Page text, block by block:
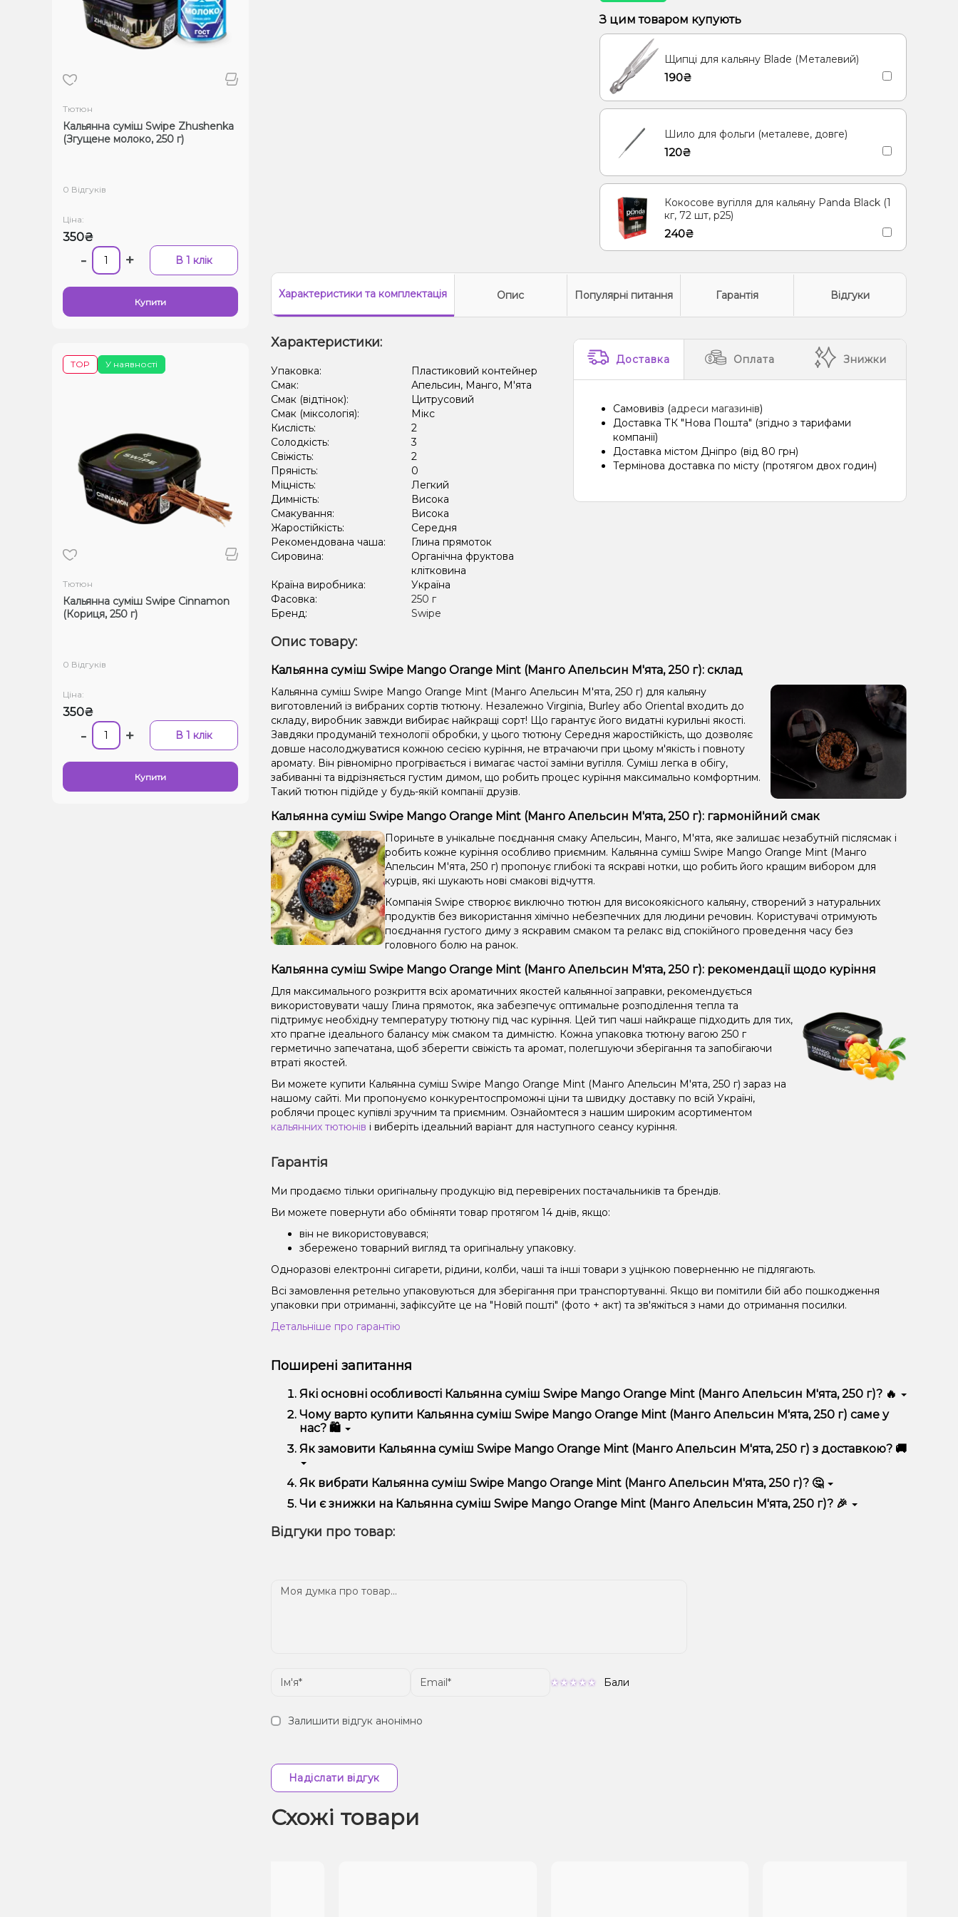
Тютюн
Кальянна суміш Swipe Zhushenka
(Згущене молоко, 250 г)
0 Відгуків
Ціна:
350₴
- + В 1 клік
Купити
У наявності
TOP
Тютюн
Кальянна суміш Swipe Cinnamon
(Кориця, 250 г)
0 Відгуків
Ціна:
350₴
- + В 1 клік
Купити
Енергетик
Яблуко Кокос, Молоко
Морозиво, Ягоди
Лід/Холодок
Кориця
Груша/Дюшес
Полуниця, Молоко
Ялинка, Мандарин
З цим товаром купують
Щипці для кальяну Blade (Металевий)
190₴
Шило для фольги (металеве, довге)
120₴
Кокосове вугілля для кальяну Panda Black (1
кг, 72 шт, р25)
240₴
Характеристикита комплектація Опис Популярні питання Гарантія Відгуки
Характеристики:
Упаковка:
Пластиковий контейнер
Смак:
Апельсин, Манго, М'ята
Смак (відтінок):
Цитрусовий
Смак (міксологія):
Мікс
Кислість:
2
Солодкість:
3
Свіжість:
2
Пряність:
0
Міцність:
Легкий
Димність:
Висока
Смакування:
Висока
Жаростійкість:
Середня
Рекомендована чаша:
Глина прямоток
Сировина:
Органічна фруктова
клітковина
Країна виробника:
Україна
Фасовка:
250 г
Бренд:
Swipe
Доставка Оплата Знижки
Самовивіз (адреси магазинів)
Доставка ТК "Нова Пошта" (згідно з тарифами
компанії)
Доставка містом Дніпро (від 80 грн)
Термінова доставка по місту (протягом двох годин)
Опис товару:
Кальянна суміш Swipe Mango Orange Mint (Манго Апельсин М'ята, 250 г): склад
Кальянна суміш Swipe Mango Orange Mint (Манго Апельсин М'ята, 250 г) для кальяну
виготовлений із вибраних сортів тютюну. Незалежно Virginia, Burley або Oriental входить до
складу, виробник завжди вибирає найкращі сорт! Що гарантує його видатні курильні якості.
Завдяки продуманій технології обробки, у цього тютюну Середня жаростійкість, що дозволяє
довше насолоджуватися кожною сесією куріння, не втрачаючи при цьому м'якість і повноту
аромату. Він рівномірно прогрівається і вимагає частої заміни вугілля. Суміш легка в обігу,
забиванні та відрізняється густим димом, що робить процес куріння максимально комфортним.
Такий тютюн підійде у будь-якій компанії друзів.
Кальянна суміш Swipe Mango Orange Mint (Манго Апельсин М'ята, 250 г): гармонійний смак
Пориньте в унікальне поєднання смаку Апельсин, Манго, М'ята, яке залишає незабутній післясмак і
робить кожне куріння особливо приємним. Кальянна суміш Swipe Mango Orange Mint (Манго
Апельсин М'ята, 250 г) пропонує глибокі та яскраві нотки, що робить його кращим вибором для
курців, які шукають нові смакові відчуття.
Компанія Swipe створює виключно тютюн для високоякісного кальяну, створений з натуральних
продуктів без використання хімічно небезпечних для людини речовин. Користувачі отримують
поєднання густого диму з яскравим смаком та релакс від спокійного проведення часу без
головного болю на ранок.
Кальянна суміш Swipe Mango Orange Mint (Манго Апельсин М'ята, 250 г): рекомендації щодо куріння
Для максимального розкриття всіх ароматичних якостей кальянної заправки, рекомендується
використовувати чашу Глина прямоток, яка забезпечує оптимальне розподілення тепла та
підтримує необхідну температуру тютюну під час куріння. Цей тип чаші найкраще підходить для тих,
хто прагне ідеального балансу між смаком та димністю. Кожна упаковка тютюну вагою 250 г
герметично запечатана, щоб зберегти свіжість та аромат, полегшуючи зберігання та запобігаючи
втраті якостей.
Ви можете купити Кальянна суміш Swipe Mango Orange Mint (Манго Апельсин М'ята, 250 г) зараз на
нашому сайті. Ми пропонуємо конкурентоспроможні ціни та швидку доставку по всій Україні,
роблячи процес купівлі зручним та приємним. Ознайомтеся з нашим широким асортиментом
кальянних тютюнів і виберіть ідеальний варіант для наступного сеансу куріння.
Гарантія
Ми продаємо тільки оригінальну продукцію від перевірених постачальників та брендів.
Ви можете повернути або обміняти товар протягом 14 днів, якщо:
він не використовувався;
збережено товарний вигляд та оригінальну упаковку.
Одноразові електронні сигарети, рідини, колби, чаші та інші товари з уцінкою поверненню не підлягають.
Всі замовлення ретельно упаковуються для зберігання при транспортуванні. Якщо ви помітили бій або пошкодження
упаковки при отриманні, зафіксуйте це на "Новій пошті" (фото + акт) та зв'яжіться з нами до отримання посилки.
Детальніше про гарантію
Поширені запитання
Які основні особливості Кальянна суміш Swipe Mango Orange Mint (Манго Апельсин М'ята, 250 г)? 🔥
Кальянна суміш Swipe Mango Orange Mint (Манго Апельсин М'ята, 250 г) відрізняється високою якістю, зручністю
використання та надійністю.
Чому варто купити Кальянна суміш Swipe Mango Orange Mint (Манго Апельсин М'ята, 250 г) саме у
нас? 🛍️
Ми пропонуємо тільки оригінальну продукцію, широкий асортимент, вигідні ціни та швидку доставку. Крім того, у нас
регулярні акції та знижки для клієнтів!
Як замовити Кальянна суміш Swipe Mango Orange Mint (Манго Апельсин М'ята, 250 г) з доставкою? 🚚
Оформити замовлення можна в кілька кліків:
Додайте Кальянна суміш Swipe Mango Orange Mint (Манго Апельсин М'ята, 250 г) до кошика.
Виберіть зручний спосіб оплати та доставки.
Як вибрати Кальянна суміш Swipe Mango Orange Mint (Манго Апельсин М'ята, 250 г)? 🤔
Вибір залежить від ваших уподобань – наприклад, якщо це кальян, враховуйте розмір, матеріал та тип чаші, якщо
вейп – потужність та смак. Наші менеджери допоможуть підібрати ідеальний варіант.
Чи є знижки на Кальянна суміш Swipe Mango Orange Mint (Манго Апельсин М'ята, 250 г)? 🎉
нашому телеграм-каналі, щоб не проґавити вигідні пропозиції!
Відгуки про товар:
Бали
Залишити відгук анонімно
Надіслати відгук
Схожі товари